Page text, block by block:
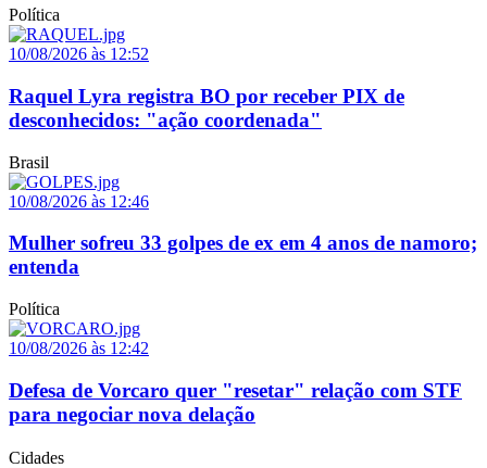
Política
10/08/2026 às 12:52
Raquel Lyra registra BO por receber PIX de
desconhecidos: "ação coordenada"
Brasil
10/08/2026 às 12:46
Mulher sofreu 33 golpes de ex em 4 anos de namoro;
entenda
Política
10/08/2026 às 12:42
Defesa de Vorcaro quer "resetar" relação com STF
para negociar nova delação
Cidades